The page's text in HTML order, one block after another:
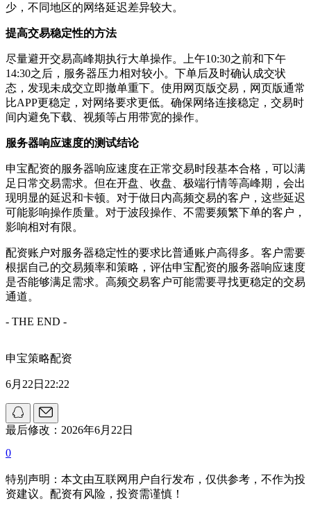
少，不同地区的网络延迟差异较大。
提高交易稳定性的方法
尽量避开交易高峰期执行大单操作。上午10:30之前和下午
14:30之后，服务器压力相对较小。下单后及时确认成交状
态，发现未成交立即撤单重下。使用网页版交易，网页版通常
比APP更稳定，对网络要求更低。确保网络连接稳定，交易时
间内避免下载、视频等占用带宽的操作。
服务器响应速度的测试结论
申宝配资的服务器响应速度在正常交易时段基本合格，可以满
足日常交易需求。但在开盘、收盘、极端行情等高峰期，会出
现明显的延迟和卡顿。对于做日内高频交易的客户，这些延迟
可能影响操作质量。对于波段操作、不需要频繁下单的客户，
影响相对有限。
配资账户对服务器稳定性的要求比普通账户高得多。客户需要
根据自己的交易频率和策略，评估申宝配资的服务器响应速度
是否能够满足需求。高频交易客户可能需要寻找更稳定的交易
通道。
- THE END -
申宝策略配资
6月22日22:22
最后修改：2026年6月22日
0
特别声明：本文由互联网用户自行发布，仅供参考，不作为投
资建议。配资有风险，投资需谨慎！